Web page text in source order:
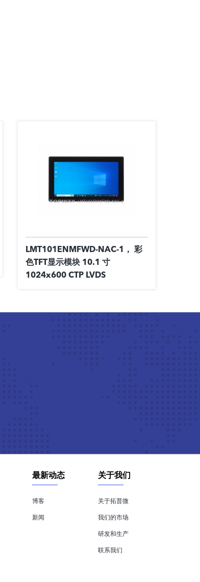
LMT101ENMFWD-NAC-1， 彩
色TFT显示模块 10.1 寸
1024x600 CTP LVDS
关于我们
关于拓普微
我们的市场
研发和生产
联系我们
最新动态
博客
新闻